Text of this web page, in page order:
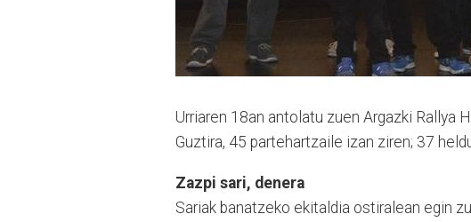
Urriaren 18an antolatu zuen Argazki Rallya
Guztira, 45 partehartzaile izan ziren; 37
Zazpi sari, denera
Sariak banatzeko ekitaldia ostiralean egin